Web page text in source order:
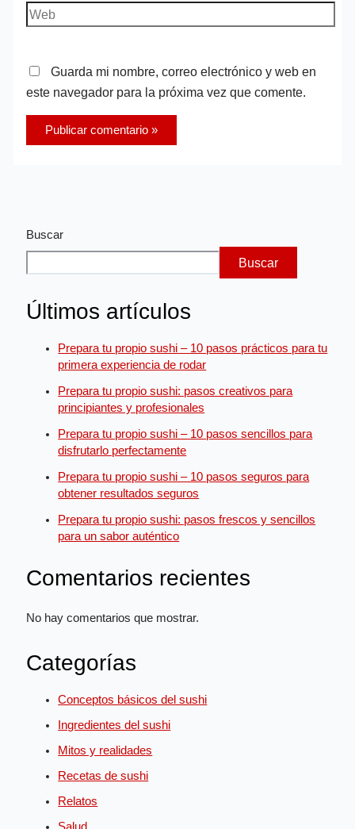
Guarda mi nombre, correo electrónico y web en
este navegador para la próxima vez que comente.
Buscar
Buscar
Últimos artículos
Prepara tu propio sushi – 10 pasos prácticos para tu
primera experiencia de rodar
Prepara tu propio sushi: pasos creativos para
principiantes y profesionales
Prepara tu propio sushi – 10 pasos sencillos para
disfrutarlo perfectamente
Prepara tu propio sushi – 10 pasos seguros para
obtener resultados seguros
Prepara tu propio sushi: pasos frescos y sencillos
para un sabor auténtico
Comentarios recientes
No hay comentarios que mostrar.
Categorías
Conceptos básicos del sushi
Ingredientes del sushi
Mitos y realidades
Recetas de sushi
Relatos